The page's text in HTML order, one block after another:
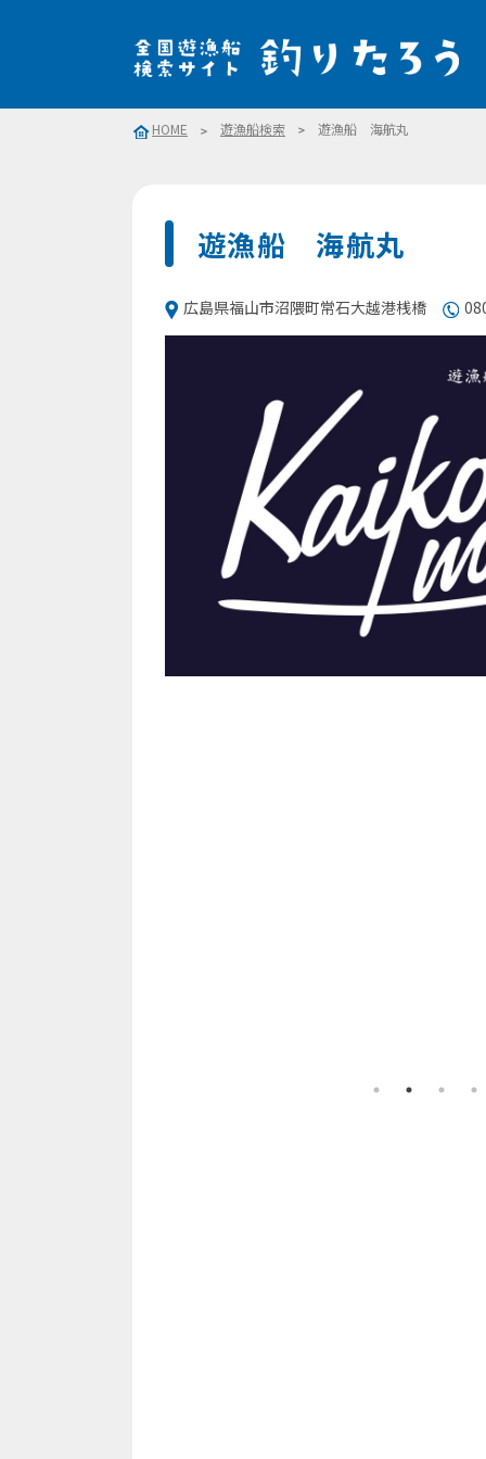
HOME 遊漁船検索 遊漁船 海航丸
遊漁船 海航丸
広島県福山市沼隈町常石大越港桟橋